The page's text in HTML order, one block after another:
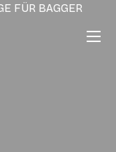
FÜR BAGGER